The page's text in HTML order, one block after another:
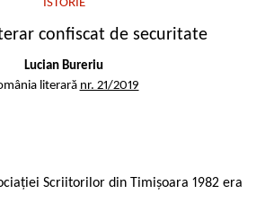
ISTORIE
confiscat de securitate
Lucian Bureriu
literară nr. 21/2019
Scriitorilor din Timișoara 1982 era